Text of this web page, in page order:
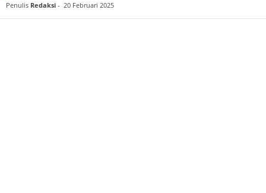
Penulis Redaksi - 20 Februari 2025